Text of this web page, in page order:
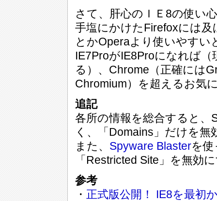
さて、肝心のＩＥ8の使い
手塩にかけたFirefoxには
とかOperaより使いやすい
IE7ProがIE8Proになれば
る）、Chrome（正確には
Chromium）を超えるお気
追記
各所の情報を総合すると、
く、「Domains」だけを
また、 Spyware Blasterを
「Restricted Site」を無効
参考
・ 正式版公開！ IE8を最初